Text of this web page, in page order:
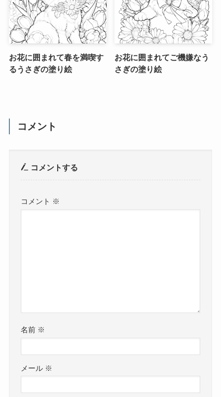
お花に囲まれて春を満喫す
るうさぎの塗り絵
お花に囲まれてご機嫌なう
さぎの塗り絵
コメント
コメントする
コメント ※
名前 ※
メール ※